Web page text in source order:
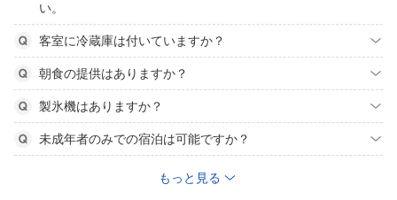
い。
客室に冷蔵庫は付いていますか？
朝食の提供はありますか？
製氷機はありますか？
未成年者のみでの宿泊は可能ですか？
もっと見る